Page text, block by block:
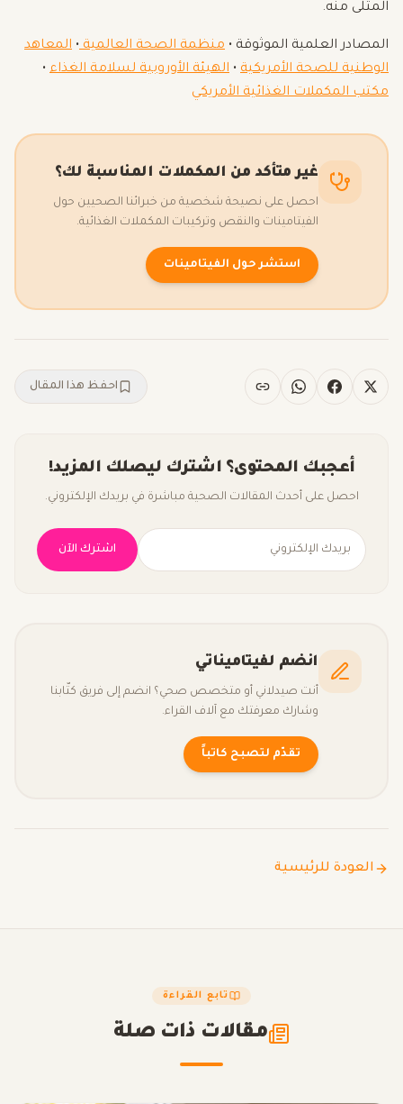
المثلى منه.
المصادر العلمية الموثوقة • منظمة الصحة العالمية• المعاهد
الوطنية للصحة الأمريكية • الهيئة الأوروبية لسلامة الغذاء •
مكتب المكملات الغذائية الأمريكي
غير متأكد من المكملات المناسبة لك؟
احصل على نصيحة شخصية من خبرائنا الصحيين حول
الفيتامينات والنقص وتركيبات المكملات الغذائية.
استشر حول الفيتامينات
احفظ هذا المقال
أعجبك المحتوى؟ اشترك ليصلك المزيد!
احصل على أحدث المقالات الصحية مباشرة في بريدك الإلكتروني.
اشترك الآن
انضم لفيتاميناتي
أنت صيدلاني أو متخصص صحي؟ انضم إلى فريق كتّابنا
وشارك معرفتك مع آلاف القراء.
تقدّم لتصبح كاتباً
العودة للرئيسية
تابع القراءة
مقالات ذات صلة